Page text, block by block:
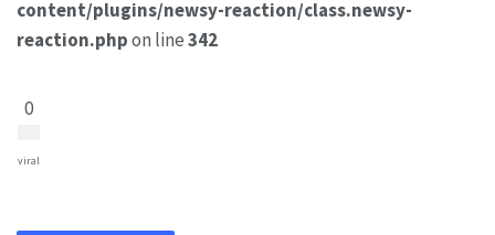
content/plugins/newsy-reaction/class.newsy-
reaction.phpon line342
0
viral